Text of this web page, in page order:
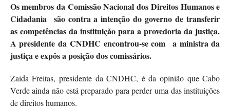
Os membros da Comissão Nacional dos Direitos Humanos e
Cidadania são contra a intenção do governo de transferir
as competências da instituição para a provedoria da justiça.
A presidente da CNDHC encontrou-se com a ministra da
justiça e expôs a posição dos comissários.
Zaida Freitas, presidente da CNDHC, é da opinião que Cabo
Verde ainda não está preparado para perder uma das instituições
de direitos humanos.